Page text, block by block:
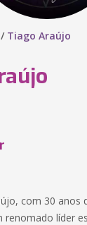
/ Tiago Araújo
com 30 anos
renomado líder